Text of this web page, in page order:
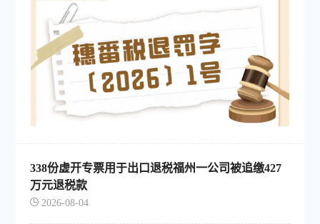
338份虚开专票用于出口退税福州一公司被追缴427
万元退税款
2026-08-04